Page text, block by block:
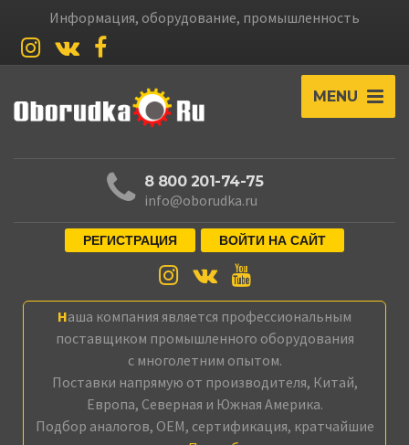
Информация, оборудование, промышленность
MENU
8 800 201-74-75
info@oborudka.ru
РЕГИСТРАЦИЯ ВОЙТИ НА САЙТ
Наша компания является профессиональным
поставщиком промышленного оборудования
с многолетним опытом.
Поставки напрямую от производителя, Китай,
Европа, Северная и Южная Америка.
Подбор аналогов, OEM, сертификация, кратчайшие